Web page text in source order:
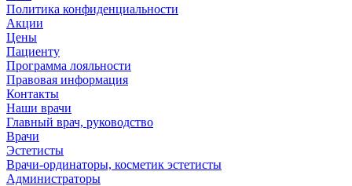
Политика конфиденциальности
Акции
Цены
Пациенту
Программа лояльности
Правовая информация
Контакты
Наши врачи
Главный врач, руководство
Врачи
Эстетисты
Врачи-ординаторы, косметик эстетисты
Администраторы